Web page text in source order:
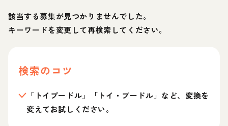
該当する募集が見つかりませんでした。
キーワードを変更して再検索してください。
検索のコツ
「トイプードル」「トイ・プードル」など、変換を
変えてお試しください。